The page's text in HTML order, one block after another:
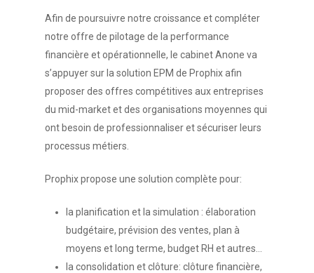
Afin de poursuivre notre croissance et compléter
notre offre de pilotage de la performance
financière et opérationnelle, le cabinet Anone va
s’appuyer sur la solution EPM de Prophix afin
proposer des offres compétitives aux entreprises
du mid-market et des organisations moyennes qui
ont besoin de professionnaliser et sécuriser leurs
processus métiers.
Prophix propose une solution complète pour:
la planification et la simulation : élaboration
budgétaire, prévision des ventes, plan à
moyens et long terme, budget RH et autres…
la consolidation et clôture: clôture financière,